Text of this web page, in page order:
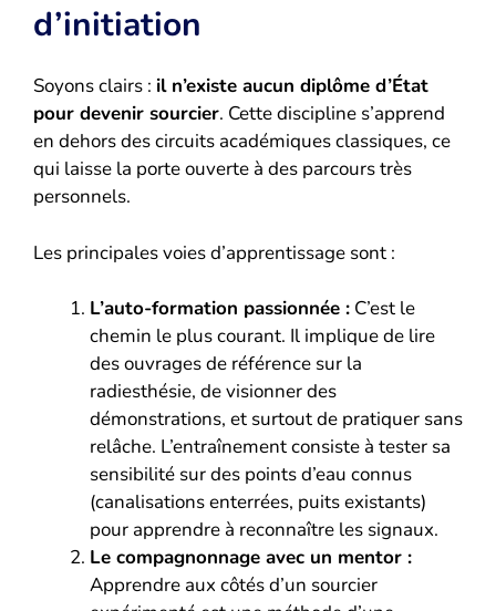
d’initiation
Soyons clairs : il n’existe aucun diplôme d’État
pour devenir sourcier. Cette discipline s’apprend
en dehors des circuits académiques classiques, ce
qui laisse la porte ouverte à des parcours très
personnels.
Les principales voies d’apprentissage sont :
L’auto-formation passionnée : C’est le
chemin le plus courant. Il implique de lire
des ouvrages de référence sur la
radiesthésie, de visionner des
démonstrations, et surtout de pratiquer sans
relâche. L’entraînement consiste à tester sa
sensibilité sur des points d’eau connus
(canalisations enterrées, puits existants)
pour apprendre à reconnaître les signaux.
Le compagnonnage avec un mentor :
Apprendre aux côtés d’un sourcier